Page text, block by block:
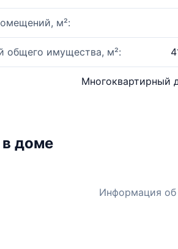
м²:
общего имущества, м²:
Многоквартирный
доме
Информация об